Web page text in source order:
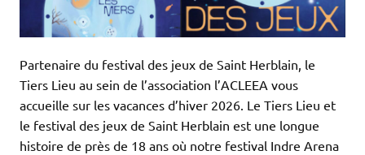
Partenaire du festival des jeux de Saint Herblain, le
Tiers Lieu au sein de l’association l’ACLEEA vous
accueille sur les vacances d’hiver 2026. Le Tiers Lieu et
le festival des jeux de Saint Herblain est une longue
histoire de près de 18 ans où notre festival Indre Arena